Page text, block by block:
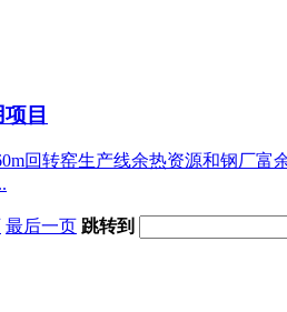
目
回转窑生产线余热资源和钢厂
最后一页 跳转到